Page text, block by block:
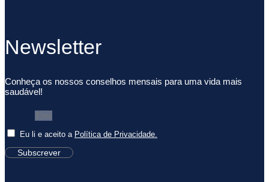
Newsletter
Conheça os nossos conselhos mensais para uma vida mais
saudável!
Eu li e aceito a Política de Privacidade.
Subscrever